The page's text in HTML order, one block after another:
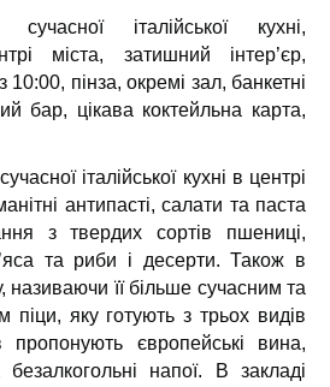
італійської кухні,
міста, затишний інтер’єр,
10:00, пінза, окремі зал, банкетні
бар, цікава коктейльна карта,
італійської кухні в центрі
антипасті, салати та паста
з твердих сортів пшениці,
та риби і десерти. Також в
називаючи її більше сучасним та
піци, яку готують з трьох видів
європейські вина,
напої. В закладі